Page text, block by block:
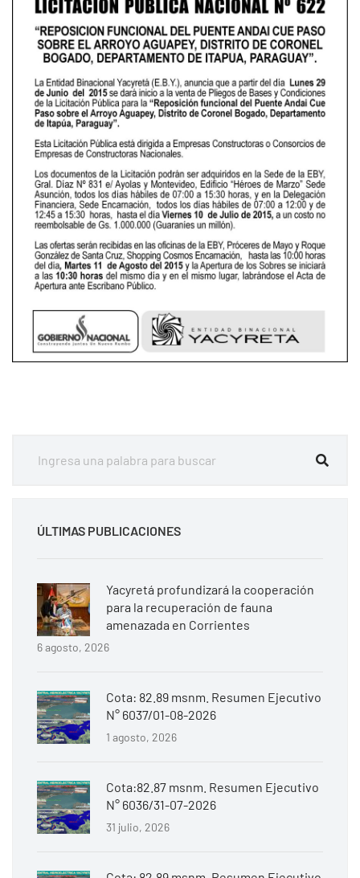
ÚLTIMAS PUBLICACIONES
Yacyretá profundizará la cooperación
para la recuperación de fauna
amenazada en Corrientes
6 agosto, 2026
Cota: 82.89 msnm. Resumen Ejecutivo
N° 6037/01-08-2026
1 agosto, 2026
Cota:82.87 msnm. Resumen Ejecutivo
N° 6036/31-07-2026
31 julio, 2026